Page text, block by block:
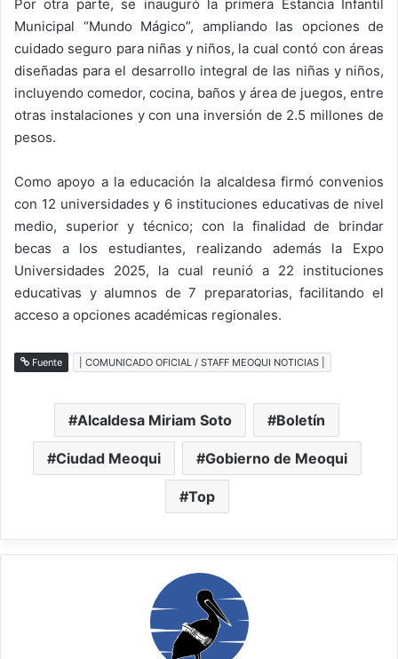
Por otra parte, se inauguró la primera Estancia Infantil
Municipal “Mundo Mágico”, ampliando las opciones de
cuidado seguro para niñas y niños, la cual contó con áreas
diseñadas para el desarrollo integral de las niñas y niños,
incluyendo comedor, cocina, baños y área de juegos, entre
otras instalaciones y con una inversión de 2.5 millones de
pesos.
Como apoyo a la educación la alcaldesa firmó convenios
con 12 universidades y 6 instituciones educativas de nivel
medio, superior y técnico; con la finalidad de brindar
becas a los estudiantes, realizando además la Expo
Universidades 2025, la cual reunió a 22 instituciones
educativas y alumnos de 7 preparatorias, facilitando el
acceso a opciones académicas regionales.
Fuente | COMUNICADO OFICIAL / STAFF MEOQUI NOTICIAS |
Alcaldesa Miriam Soto Boletín
Ciudad Meoqui Gobierno de Meoqui
Top